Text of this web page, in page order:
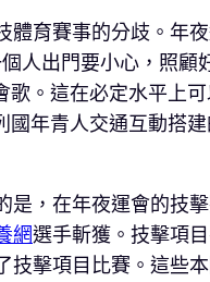
育賽事的分歧。年
人出門要小心，照顧
歌。這在必定水平上
國年青人交通互動搭
是，在年夜運會的技
網選手斬獲。技擊項
技擊項目比賽。這些